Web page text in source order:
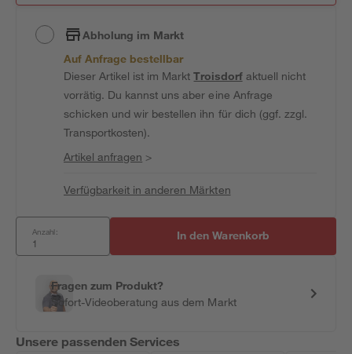
Abholung im Markt
Auf Anfrage bestellbar
Dieser Artikel ist im MarktTroisdorfaktuell nicht
vorrätig. Du kannst uns aber eine Anfrage
schicken und wir bestellen ihn für dich (ggf. zzgl.
Transportkosten).
Artikel anfragen >
Verfügbarkeit in anderen Märkten
Anzahl: In den Warenkorb
Fragen zum Produkt?
Sofort-Videoberatung aus dem Markt
Unsere passenden Services